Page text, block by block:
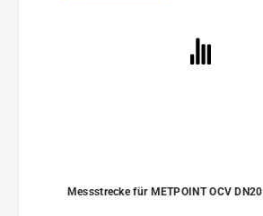
Messstrecke für METPOINT OCV DN20